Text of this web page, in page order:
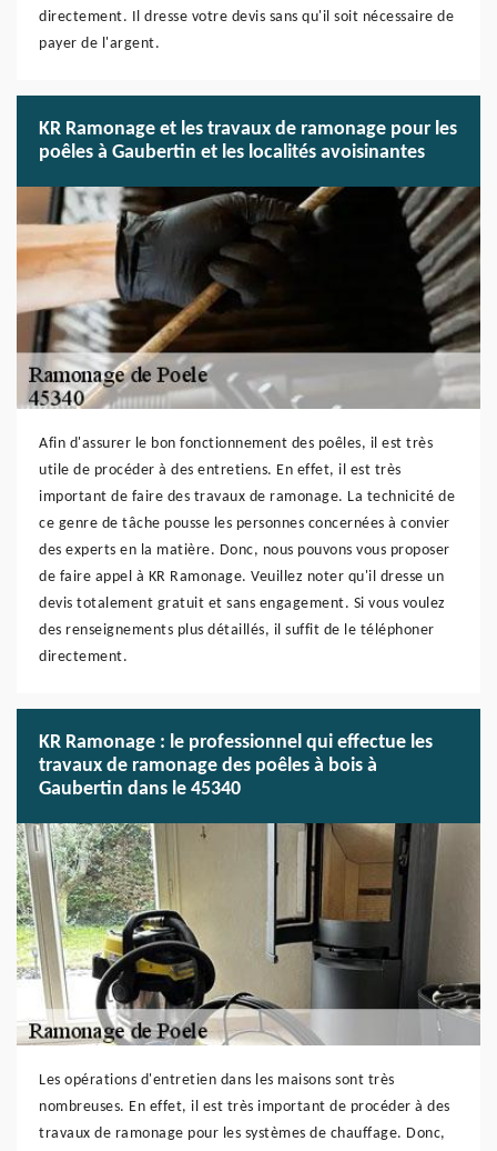
directement. Il dresse votre devis sans qu'il soit nécessaire de
payer de l'argent.
KR Ramonage et les travaux de ramonage pour les
poêles à Gaubertin et les localités avoisinantes
Afin d'assurer le bon fonctionnement des poêles, il est très
utile de procéder à des entretiens. En effet, il est très
important de faire des travaux de ramonage. La technicité de
ce genre de tâche pousse les personnes concernées à convier
des experts en la matière. Donc, nous pouvons vous proposer
de faire appel à KR Ramonage. Veuillez noter qu'il dresse un
devis totalement gratuit et sans engagement. Si vous voulez
des renseignements plus détaillés, il suffit de le téléphoner
directement.
KR Ramonage : le professionnel qui effectue les
travaux de ramonage des poêles à bois à
Gaubertin dans le 45340
Les opérations d'entretien dans les maisons sont très
nombreuses. En effet, il est très important de procéder à des
travaux de ramonage pour les systèmes de chauffage. Donc,